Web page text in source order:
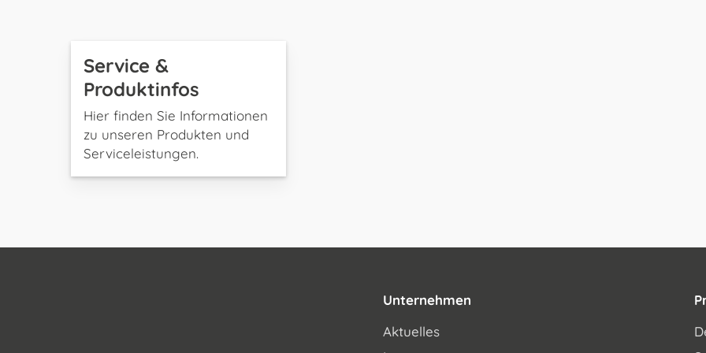
Service &
Produktinfos
Hier finden Sie Informationen
zu unseren Produkten und
Serviceleistungen.
Unternehmen
Aktuelles